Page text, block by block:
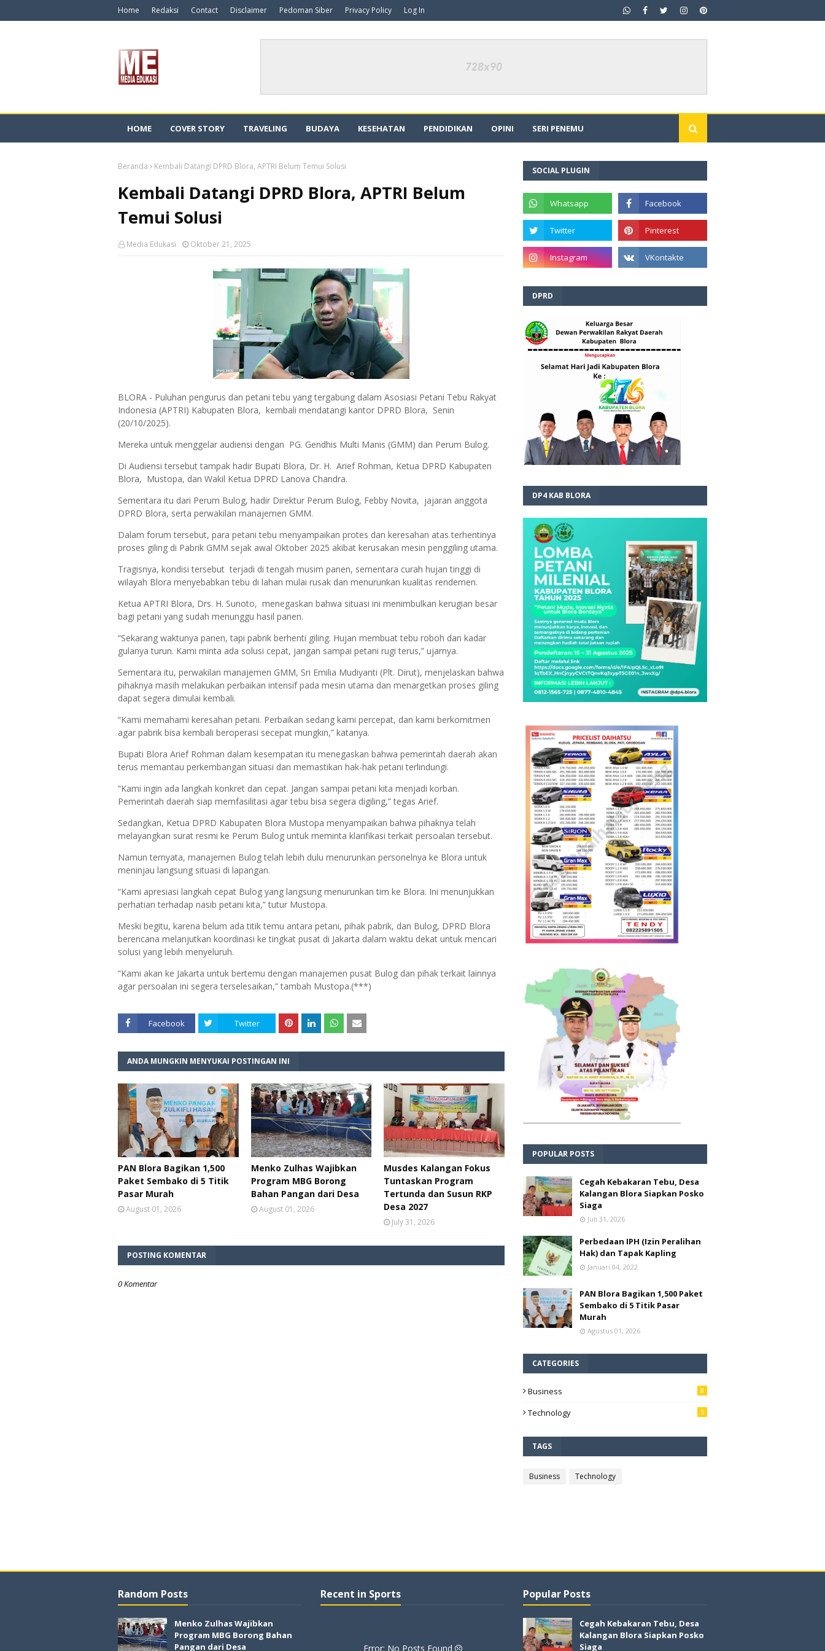
Home Redaksi Contact Disclaimer Pedoman Siber Privacy Policy Log In
HOME COVER STORY TRAVELING BUDAYA KESEHATAN PENDIDIKAN OPINI SERI PENEMU
Beranda Kembali Datangi DPRD Blora, APTRI Belum Temui Solusi
Kembali Datangi DPRD Blora, APTRI Belum
Temui Solusi
Media Edukasi Oktober 21, 2025
BLORA - Puluhan pengurus dan petani tebu yang tergabung dalam Asosiasi Petani Tebu Rakyat
Indonesia (APTRI) Kabupaten Blora, kembali mendatangi kantor DPRD Blora, Senin
(20/10/2025).
Mereka untuk menggelar audiensi dengan PG. Gendhis Multi Manis (GMM) dan Perum Bulog.
Di Audiensi tersebut tampak hadir Bupati Blora, Dr. H. Arief Rohman, Ketua DPRD Kabupaten
Blora, Mustopa, dan Wakil Ketua DPRD Lanova Chandra.
Sementara itu dari Perum Bulog, hadir Direktur Perum Bulog, Febby Novita, jajaran anggota
DPRD Blora, serta perwakilan manajemen GMM.
Dalam forum tersebut, para petani tebu menyampaikan protes dan keresahan atas terhentinya
proses giling di Pabrik GMM sejak awal Oktober 2025 akibat kerusakan mesin penggiling utama.
Tragisnya, kondisi tersebut terjadi di tengah musim panen, sementara curah hujan tinggi di
wilayah Blora menyebabkan tebu di lahan mulai rusak dan menurunkan kualitas rendemen.
Ketua APTRI Blora, Drs. H. Sunoto, menegaskan bahwa situasi ini menimbulkan kerugian besar
bagi petani yang sudah menunggu hasil panen.
“Sekarang waktunya panen, tapi pabrik berhenti giling. Hujan membuat tebu roboh dan kadar
gulanya turun. Kami minta ada solusi cepat, jangan sampai petani rugi terus,” ujarnya.
Sementara itu, perwakilan manajemen GMM, Sri Emilia Mudiyanti (Plt. Dirut), menjelaskan bahwa
pihaknya masih melakukan perbaikan intensif pada mesin utama dan menargetkan proses giling
dapat segera dimulai kembali.
“Kami memahami keresahan petani. Perbaikan sedang kami percepat, dan kami berkomitmen
agar pabrik bisa kembali beroperasi secepat mungkin,” katanya.
Bupati Blora Arief Rohman dalam kesempatan itu menegaskan bahwa pemerintah daerah akan
terus memantau perkembangan situasi dan memastikan hak-hak petani terlindungi.
“Kami ingin ada langkah konkret dan cepat. Jangan sampai petani kita menjadi korban.
Pemerintah daerah siap memfasilitasi agar tebu bisa segera digiling,” tegas Arief.
Sedangkan, Ketua DPRD Kabupaten Blora Mustopa menyampaikan bahwa pihaknya telah
melayangkan surat resmi ke Perum Bulog untuk meminta klarifikasi terkait persoalan tersebut.
Namun ternyata, manajemen Bulog telah lebih dulu menurunkan personelnya ke Blora untuk
meninjau langsung situasi di lapangan.
“Kami apresiasi langkah cepat Bulog yang langsung menurunkan tim ke Blora. Ini menunjukkan
perhatian terhadap nasib petani kita,” tutur Mustopa.
Meski begitu, karena belum ada titik temu antara petani, pihak pabrik, dan Bulog, DPRD Blora
berencana melanjutkan koordinasi ke tingkat pusat di Jakarta dalam waktu dekat untuk mencari
solusi yang lebih menyeluruh.
“Kami akan ke Jakarta untuk bertemu dengan manajemen pusat Bulog dan pihak terkait lainnya
agar persoalan ini segera terselesaikan,” tambah Mustopa.(***)
Facebook Twitter
ANDA MUNGKIN MENYUKAI POSTINGAN INI
PAN Blora Bagikan 1,500
Paket Sembako di 5 Titik
Pasar Murah
August 01, 2026
Menko Zulhas Wajibkan
Program MBG Borong
Bahan Pangan dari Desa
August 01, 2026
Musdes Kalangan Fokus
Tuntaskan Program
Tertunda dan Susun RKP
Desa 2027
July 31, 2026
POSTING KOMENTAR
0 Komentar
SOCIAL PLUGIN
DPRD
DP4 KAB BLORA
POPULAR POSTS
Cegah Kebakaran Tebu, Desa
Kalangan Blora Siapkan Posko
Siaga
Juli 31, 2026
Perbedaan IPH (Izin Peralihan
Hak) dan Tapak Kapling
Januari 04, 2022
PAN Blora Bagikan 1,500 Paket
Sembako di 5 Titik Pasar
Murah
Agustus 01, 2026
CATEGORIES
Business 8
Technology 5
TAGS
Business Technology
Random Posts
Menko Zulhas Wajibkan
Program MBG Borong Bahan
Pangan dari Desa
Recent in Sports
Error: No Posts Found
Popular Posts
Cegah Kebakaran Tebu, Desa
Kalangan Blora Siapkan Posko
Siaga